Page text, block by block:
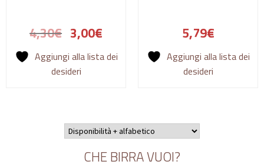
CHE BIRRA VUOI?
4,30€ 3,00€
Aggiungi alla lista dei
desideri
5,79€
Aggiungi alla lista dei
desideri